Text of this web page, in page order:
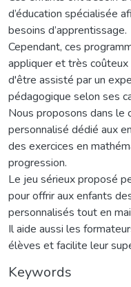
d’éducation spécialisée
besoins d’apprentissage.
Cependant, ces
appliquer et très coûteux
d'être assisté par un
pédagogique selon ses
Nous proposons dans le
personnalisé dédié aux
des exercices en
progression.
Le jeu sérieux proposé
pour offrir aux enfants
personnalisés tout en
Il aide aussi les
élèves et facilite leur
Keywords